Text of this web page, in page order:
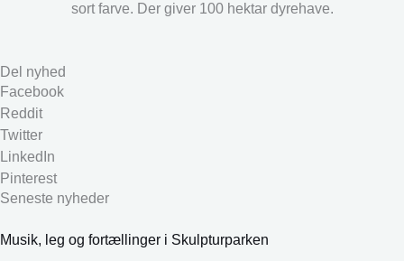
sort farve. Der giver 100 hektar dyrehave.
Del nyhed
Facebook
Reddit
Twitter
LinkedIn
Pinterest
Seneste nyheder
Musik, leg og fortællinger i Skulpturparken